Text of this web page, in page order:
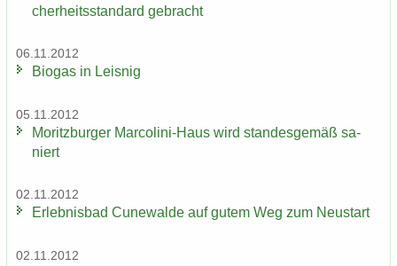
cher­heits­stan­dard ge­bracht
06.11.2012
Bio­gas in Leis­nig
05.11.2012
Mo­ritz­bur­ger Marcolini-​Haus wird stan­des­ge­mäß sa­
niert
02.11.2012
Er­leb­nis­bad Cu­n­e­wal­de auf gutem Weg zum Neu­start
02.11.2012